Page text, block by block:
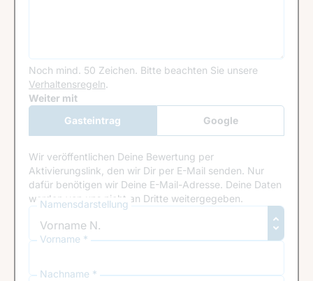
Noch mind. 50 Zeichen. Bitte beachten Sie unsere
Verhaltensregeln.
Google Recaptcha
Weiter mit
Gasteintrag
Google
Anmeldung
Wir veröffentlichen Deine Bewertung per
Aktivierungslink, den wir Dir per E-Mail senden. Nur
dafür benötigen wir Deine E-Mail-Adresse. Deine Daten
werden von uns nicht an Dritte weitergegeben.
Namensdarstellung
Vorname *
Nachname *